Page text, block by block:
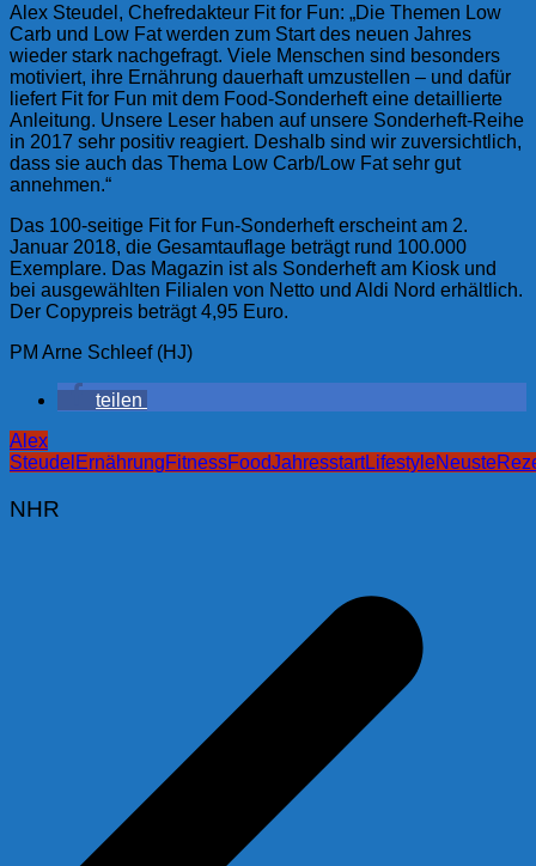
Alex Steudel, Chefredakteur Fit for Fun: „Die Themen Low
Carb und Low Fat werden zum Start des neuen Jahres
wieder stark nachgefragt. Viele Menschen sind besonders
motiviert, ihre Ernährung dauerhaft umzustellen – und dafür
liefert Fit for Fun mit dem Food-Sonderheft eine detaillierte
Anleitung. Unsere Leser haben auf unsere Sonderheft-Reihe
in 2017 sehr positiv reagiert. Deshalb sind wir zuversichtlich,
dass sie auch das Thema Low Carb/Low Fat sehr gut
annehmen.“
Das 100-seitige Fit for Fun-Sonderheft erscheint am 2.
Januar 2018, die Gesamtauflage beträgt rund 100.000
Exemplare. Das Magazin ist als Sonderheft am Kiosk und
bei ausgewählten Filialen von Netto und Aldi Nord erhältlich.
Der Copypreis beträgt 4,95 Euro.
PM Arne Schleef (HJ)
teilen
Alex
Steudel ErnährungFitnessFoodJahresstartLifestyleNeuste
NHR